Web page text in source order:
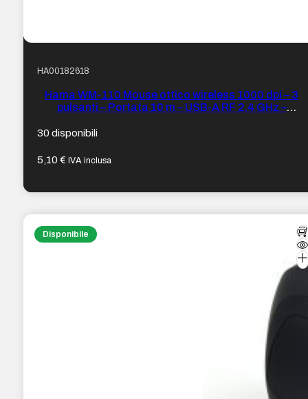
HA00182618
Hama WM-110 Mouse ottico wireless 1000 dpi – 3
pulsanti – Portata 10 m – USB-A RF 2,4 GHz –
30 disponibili
5,10€ IVA inclusa
Disponibile